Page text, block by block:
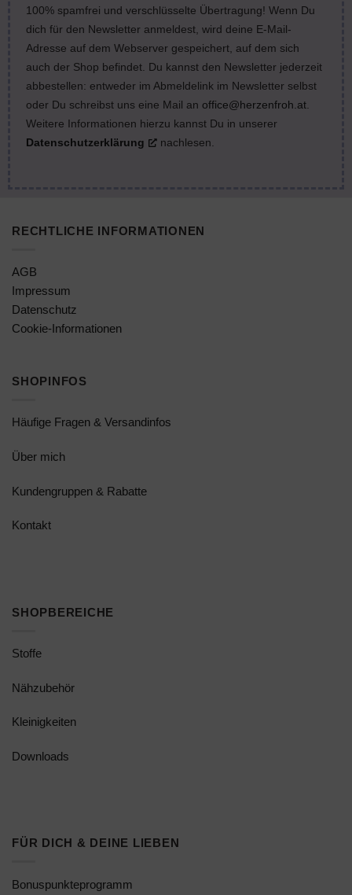
100% spamfrei und verschlüsselte Übertragung! Wenn Du
dich für den Newsletter anmeldest, wird deine E-Mail-
Adresse auf dem Webserver gespeichert, auf dem sich
auch der Shop befindet. Du kannst den Newsletter jederzeit
abbestellen: entweder im Abmeldelink im Newsletter selbst
oder Du schreibst uns eine Mail an office@herzenfroh.at
Weitere Informationen hierzu kannst Du in unserer
Datenschutzerklärung
nachlesen.
RECHTLICHE INFORMATIONEN
AGB
Impressum
Datenschutz
Cookie-Informationen
SHOPINFOS
Häufige Fragen & Versandinfos
Über mich
Kundengruppen & Rabatte
Kontakt
SHOPBEREICHE
Stoffe
Nähzubehör
Kleinigkeiten
Downloads
FÜR DICH & DEINE LIEBEN
Bonuspunkteprogramm